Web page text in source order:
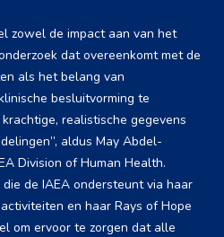
zowel de impact aan van het
dat overeenkomt met de
als het belang van
besluitvorming te
realistische gegevens
aldus May Abdel-
Division of Human Health.
de IAEA ondersteunt via haar
en haar Rays of Hope
om ervoor te zorgen dat alle